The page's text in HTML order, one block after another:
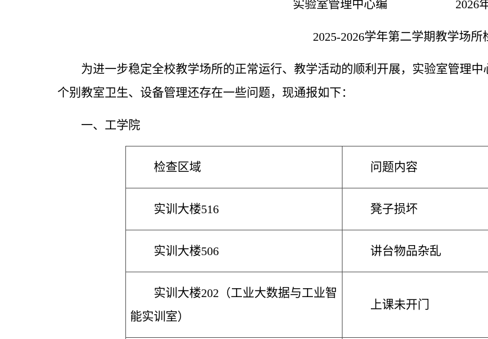
实验室管理中心编 2026年6
2025-2026学年第二学期教学场所
为进一步稳定全校教学场所的正常运行、教学活动的顺利开展， 实验室管理中
个别教室卫生、设备管理还存在一些问题，现通报如下：
一、 工学院
检查区域 问题内容
实训大楼516 凳子损坏
实训大楼506 讲台物品杂乱
实训大楼202（工业大数据与工业智
能实训室）
上课未开门